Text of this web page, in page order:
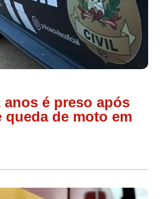
é preso após
queda de moto em